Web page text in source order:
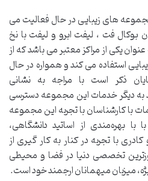
های زیبایی در حال فعالیت می
فت ، لیفت ابرو و لیفت با نخ
یکی از مراکز معتبر می باشد که از
استفاده می کند و همواره در حال
ذکر است با مراجه به نشانی
به دیگر خدمات این مجموعه دسترسی
با کارشناسان با تجربه این مجموعه
بهره‌مندی از اساتید دانشگاهی،
با تجربه در کنار به کار گیری از
تخصصی دنیا در فضا و محیطی
میزبان میهمانان ارجمند خود است.